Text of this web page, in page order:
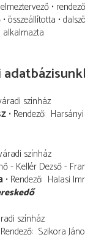
összeállította
alkalmazta
színház
Rendező
színház
- Kellér Dezső -
Rendező Halasi
színház
Rendező Szikora